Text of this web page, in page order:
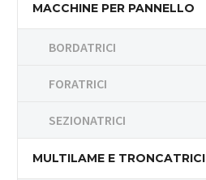
MACCHINE PER PANNELLO
BORDATRICI
FORATRICI
SEZIONATRICI
MULTILAME E TRONCATRICI